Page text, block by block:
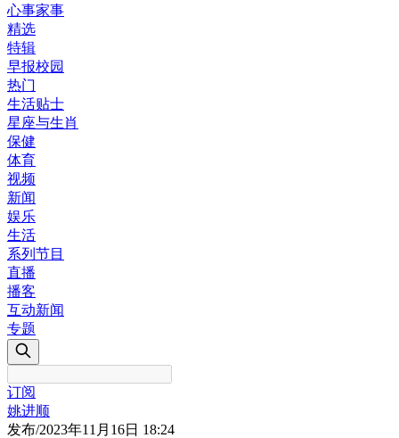
心事家事
精选
特辑
早报校园
热门
生活贴士
星座与生肖
保健
体育
视频
新闻
娱乐
生活
系列节目
直播
播客
互动新闻
专题
订阅
姚进顺
发布/2023年11月16日 18:24